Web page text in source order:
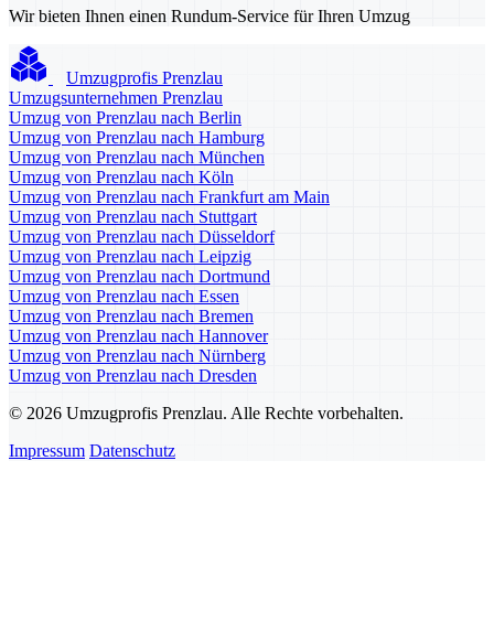
Wir bieten Ihnen einen Rundum-Service für Ihren Umzug
Umzugprofis Prenzlau
Umzugsunternehmen Prenzlau
Umzug von Prenzlau nach Berlin
Umzug von Prenzlau nach Hamburg
Umzug von Prenzlau nach München
Umzug von Prenzlau nach Köln
Umzug von Prenzlau nach Frankfurt am Main
Umzug von Prenzlau nach Stuttgart
Umzug von Prenzlau nach Düsseldorf
Umzug von Prenzlau nach Leipzig
Umzug von Prenzlau nach Dortmund
Umzug von Prenzlau nach Essen
Umzug von Prenzlau nach Bremen
Umzug von Prenzlau nach Hannover
Umzug von Prenzlau nach Nürnberg
Umzug von Prenzlau nach Dresden
© 2026 Umzugprofis Prenzlau. Alle Rechte vorbehalten.
Impressum Datenschutz